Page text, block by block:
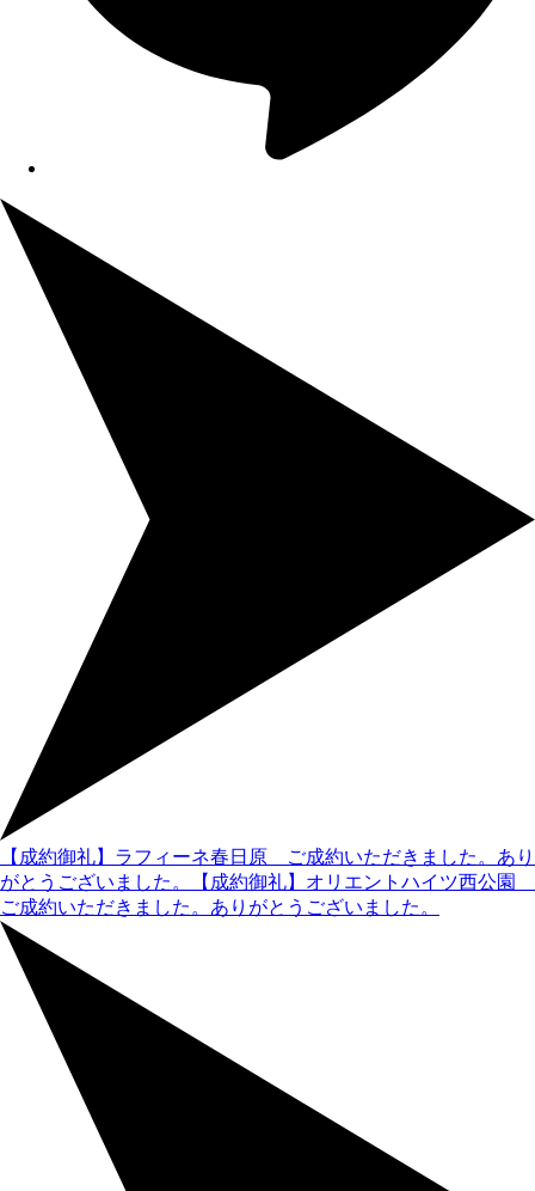
【成約御礼】ラフィーネ春日原 ご成約いただきました。あり
がとうございました。
【成約御礼】オリエントハイツ西公園
ご成約いただきました。ありがとうございました。